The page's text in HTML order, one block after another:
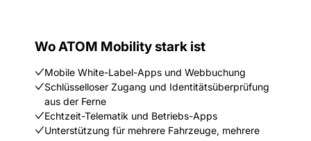
Wo ATOM Mobility stark ist
Mobile White-Label-Apps und Webbuchung
Schlüsselloser Zugang und Identitätsüberprüfung
aus der Ferne
Echtzeit-Telematik und Betriebs-Apps
Unterstützung für mehrere Fahrzeuge, mehrere